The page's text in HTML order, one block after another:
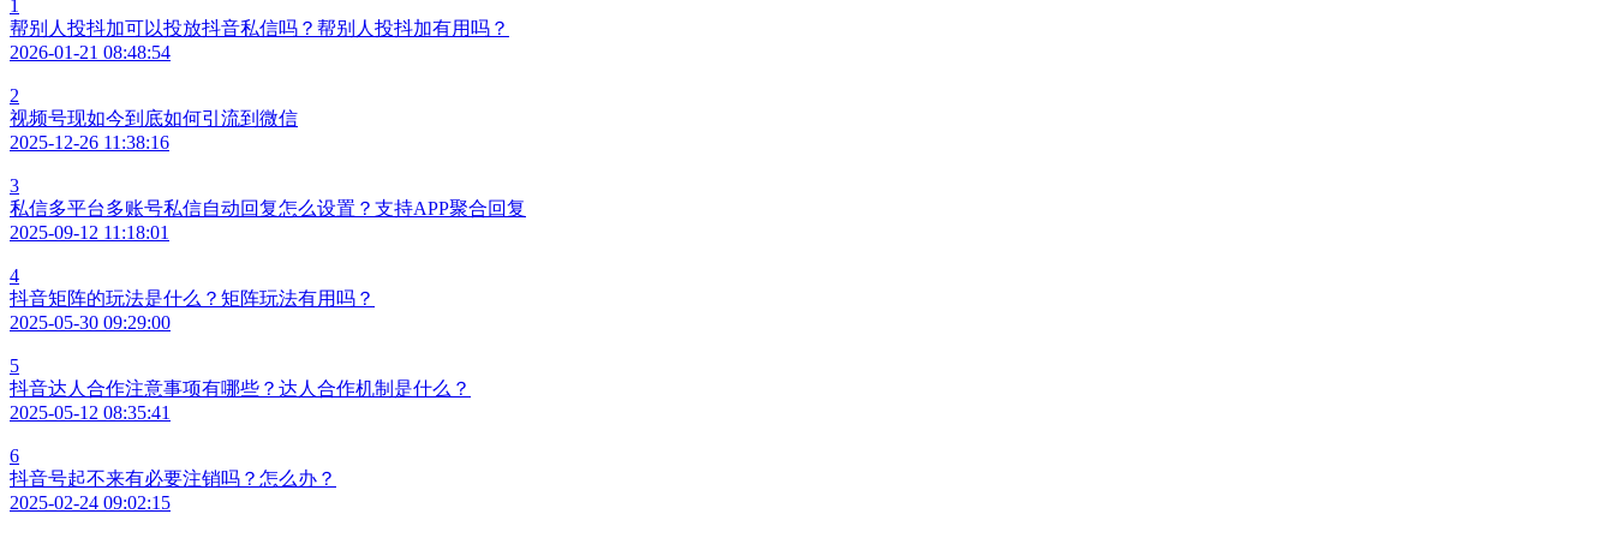
1
帮别人投抖加可以投放抖音私信吗？帮别人投抖加有用吗？
2026-01-21 08:48:54
2
视频号现如今到底如何引流到微信
2025-12-26 11:38:16
3
私信多平台多账号私信自动回复怎么设置？支持APP聚合回复
2025-09-12 11:18:01
4
抖音矩阵的玩法是什么？矩阵玩法有用吗？
2025-05-30 09:29:00
5
抖音达人合作注意事项有哪些？达人合作机制是什么？
2025-05-12 08:35:41
6
抖音号起不来有必要注销吗？怎么办？
2025-02-24 09:02:15